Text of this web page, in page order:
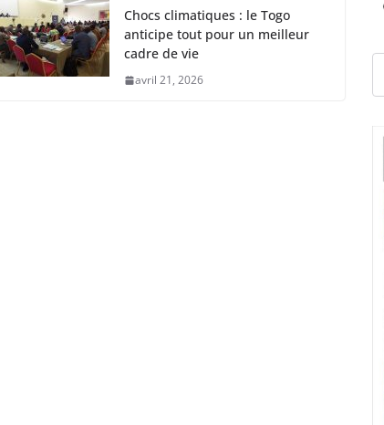
Chocs climatiques : le Togo
anticipe tout pour un meilleur
cadre de vie
avril 21, 2026